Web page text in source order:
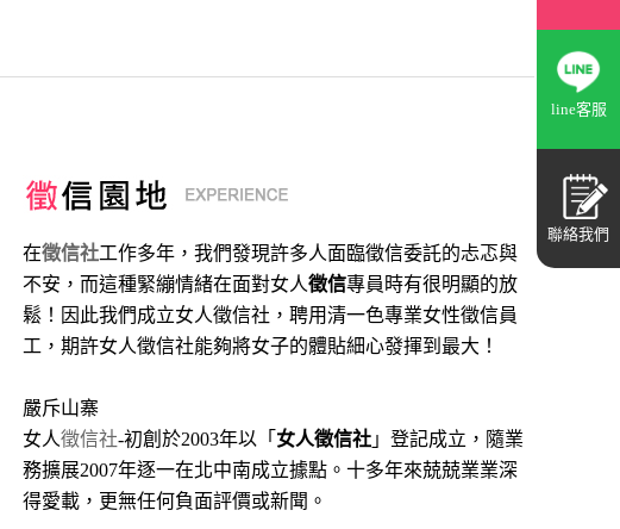
line客服
聯絡我們
在徵信社工作多年，我們發現許多人面臨徵信委託的忐忑與
不安，而這種緊繃情緒在面對女人徵信專員時有很明顯的放
鬆！因此我們成立女人徵信社，聘用清一色專業女性徵信員
工，期許女人徵信社能夠將女子的體貼細心發揮到最大 ！
嚴斥山寨
女人徵信社-初創於2003年以「 女人徵信社 」登記成立，隨業
務擴展2007年逐一在北中南成立據點。十多年來兢兢業業深
得愛載，更無任何負面評價或新聞。